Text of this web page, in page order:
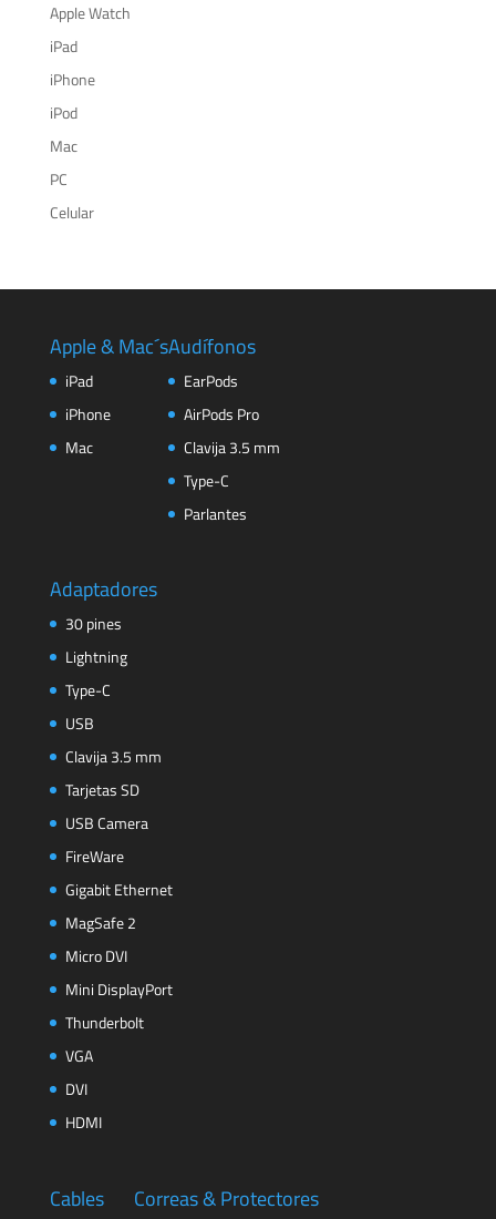
Apple Watch
iPad
iPhone
iPod
Mac
PC
Celular
Apple & Mac´s
iPad
iPhone
Mac
Audífonos
EarPods
AirPods Pro
Clavija 3.5 mm
Type-C
Parlantes
Adaptadores
30 pines
Lightning
Type-C
USB
Clavija 3.5 mm
Tarjetas SD
USB Camera
FireWare
Gigabit Ethernet
MagSafe 2
Micro DVI
Mini DisplayPort
Thunderbolt
VGA
DVI
HDMI
Cables Correas & Protectores